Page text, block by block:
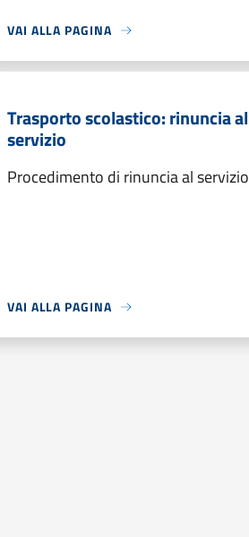
VAI ALLA PAGINA
Trasporto scolastico: rinuncia al
servizio
Procedimento di rinuncia al servizio
VAI ALLA PAGINA